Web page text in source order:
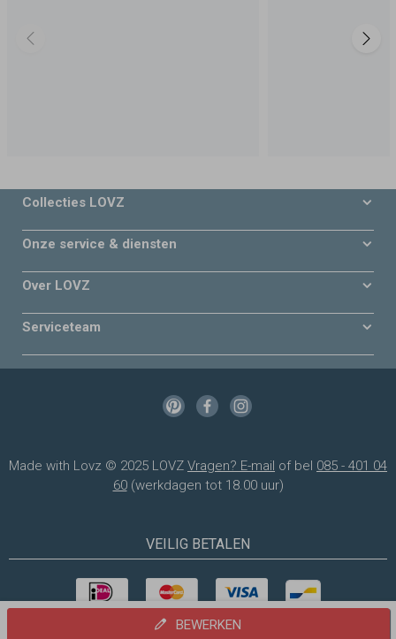
BEWERKEN
Collecties LOVZ
Onze service & diensten
Over LOVZ
Serviceteam
Made with Lovz © 2025 LOVZ Vragen? E-mail of bel 085 - 401 04
60(werkdagen tot 18.00 uur)
VEILIG BETALEN